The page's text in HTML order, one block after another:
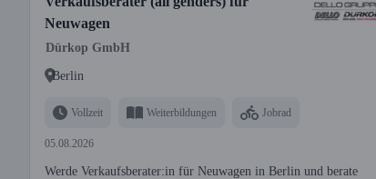
Neuwagen
Dürkop GmbH
Berlin
Vollzeit Weiterbildungen Jobrad
05.08.2026
Werde Verkaufsberater:in für Neuwagen in Berlin und berate